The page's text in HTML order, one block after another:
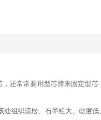
还常常要用型芯撑来固定型芯
组织琉松、石墨粗大、硬度低